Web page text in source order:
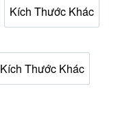
Kích Thước Khác
Kích Thước Khác